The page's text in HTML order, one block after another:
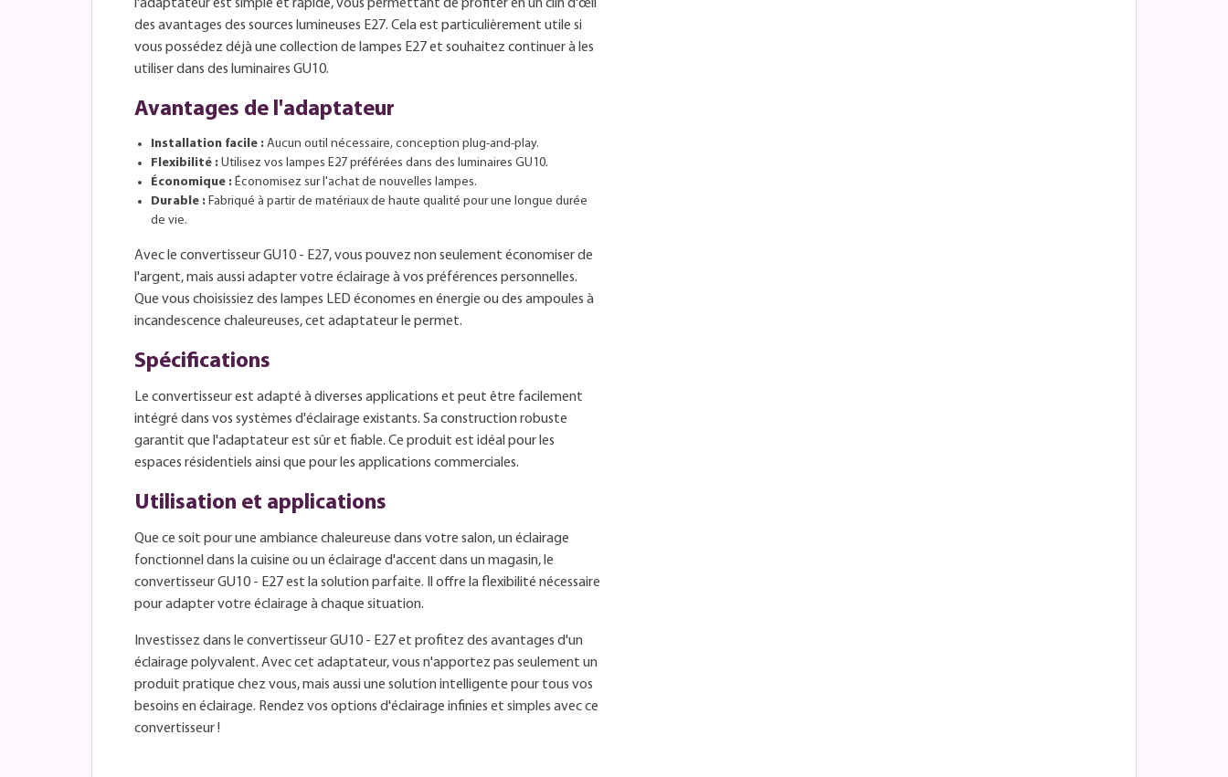
l'adaptateur est simple et rapide, vous permettant de profiter en un clin d'œil
des avantages des sources lumineuses E27. Cela est particulièrement utile si
vous possédez déjà une collection de lampes E27 et souhaitez continuer à les
utiliser dans des luminaires GU10.
Avantages de l'adaptateur
Installation facile : Aucun outil nécessaire, conception plug-and-play.
Flexibilité : Utilisez vos lampes E27 préférées dans des luminaires GU10.
Économique : Économisez sur l'achat de nouvelles lampes.
Durable : Fabriqué à partir de matériaux de haute qualité pour une longue durée
de vie.
Avec le convertisseur GU10 - E27, vous pouvez non seulement économiser de
l'argent, mais aussi adapter votre éclairage à vos préférences personnelles.
Que vous choisissiez des lampes LED économes en énergie ou des ampoules à
incandescence chaleureuses, cet adaptateur le permet.
Spécifications
Le convertisseur est adapté à diverses applications et peut être facilement
intégré dans vos systèmes d'éclairage existants. Sa construction robuste
garantit que l'adaptateur est sûr et fiable. Ce produit est idéal pour les
espaces résidentiels ainsi que pour les applications commerciales.
Utilisation et applications
Que ce soit pour une ambiance chaleureuse dans votre salon, un éclairage
fonctionnel dans la cuisine ou un éclairage d'accent dans un magasin, le
convertisseur GU10 - E27 est la solution parfaite. Il offre la flexibilité nécessaire
pour adapter votre éclairage à chaque situation.
Investissez dans le convertisseur GU10 - E27 et profitez des avantages d'un
éclairage polyvalent. Avec cet adaptateur, vous n'apportez pas seulement un
produit pratique chez vous, mais aussi une solution intelligente pour tous vos
besoins en éclairage. Rendez vos options d'éclairage infinies et simples avec ce
convertisseur !